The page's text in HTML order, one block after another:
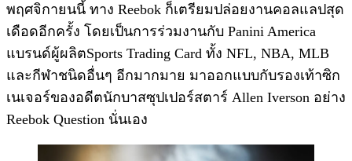
พฤศจิกายนนี้ ทาง Reebok ก็เตรียมปล่อยงานคอลแลปสุด
เดือดอีกครั้ง โดยเป็นการร่วมงานกับ Panini America
แบรนด์ผู้ผลิตSports Trading Card ทั้ง NFL, NBA, MLB
และกีฬาชนิดอื่นๆ อีกมากมาย มาออกแบบกับรองเท้าซิก
เนเจอร์ของอดีตนักบาสซุปเปอร์สตาร์ Allen Iverson อย่าง
Reebok Question นั่นเอง